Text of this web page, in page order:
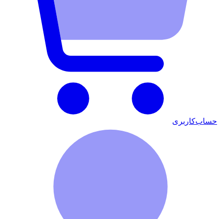
حساب‌کاربری